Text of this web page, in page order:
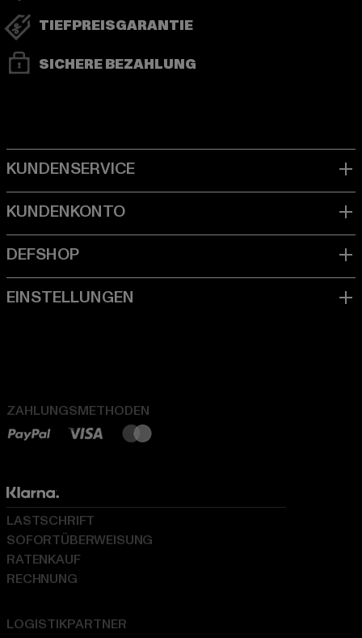
TIEFPREISGARANTIE
SICHERE BEZAHLUNG
ZAHLUNGSMETHODEN
LOGISTIKPARTNER
LASTSCHRIFT
SOFORTÜBERWEISUNG
RATENKAUF
RECHNUNG